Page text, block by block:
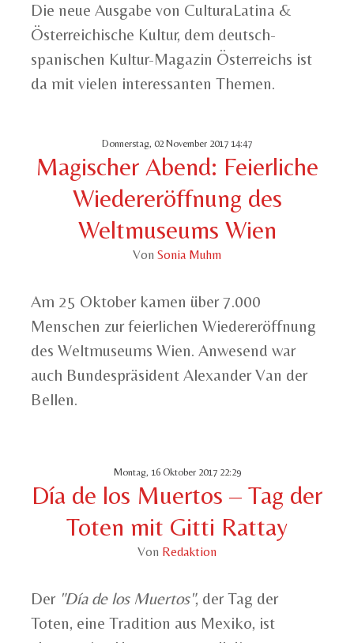
Die neue Ausgabe von CulturaLatina &
Österreichische Kultur, dem deutsch-
spanischen Kultur-Magazin Österreichs ist
da mit vielen interessanten Themen.
Donnerstag, 02 November 2017 14:47
Magischer Abend: Feierliche
Wiedereröffnung des
Weltmuseums Wien
Von Sonia Muhm
Am 25 Oktober kamen über 7.000
Menschen zur feierlichen Wiedereröffnung
des Weltmuseums Wien. Anwesend war
auch Bundespräsident Alexander Van der
Bellen.
Montag, 16 Oktober 2017 22:29
Día de los Muertos – Tag der
Toten mit Gitti Rattay
Von Redaktion
Der "Día de los Muertos", der Tag der
Toten, eine Tradition aus Mexiko, ist